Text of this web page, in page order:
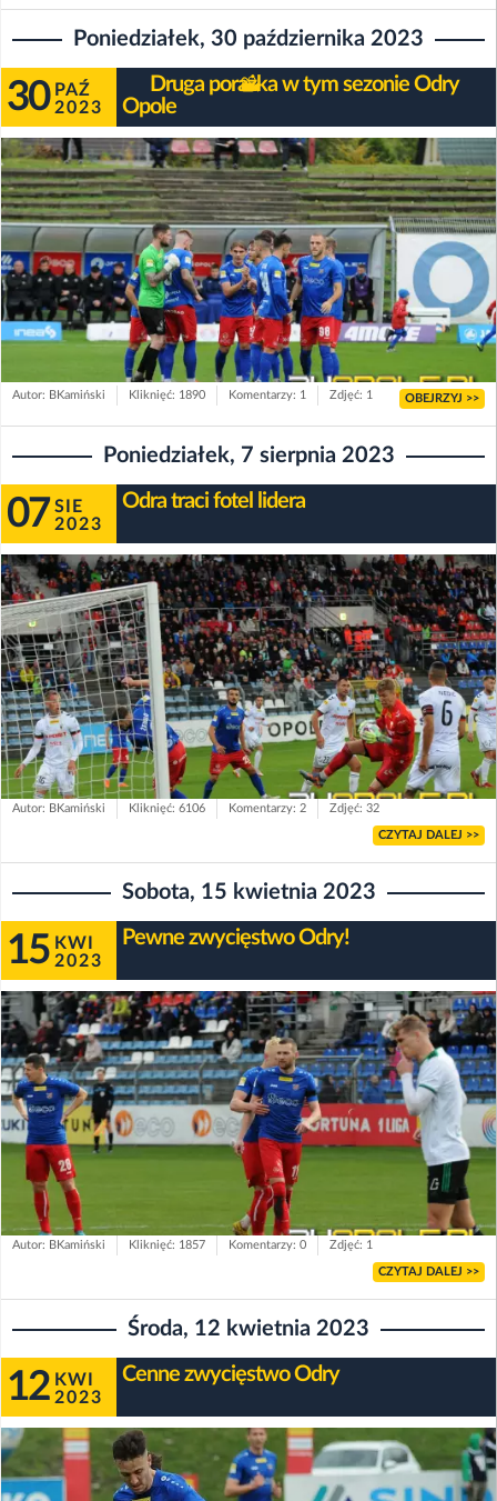
Poniedziałek, 30 października 2023
30 PAŹ
2023
Druga porażka w tym sezonie Odry
Opole
Autor: BKamiński Kliknięć: 1890 Komentarzy: 1 Zdjęć: 1 OBEJRZYJ >>
Poniedziałek, 7 sierpnia 2023
07 SIE
2023
Odra traci fotel lidera
Autor: BKamiński Kliknięć: 6106 Komentarzy: 2 Zdjęć: 32
CZYTAJ DALEJ >>
Sobota, 15 kwietnia 2023
15 KWI
2023
Pewne zwycięstwo Odry!
Autor: BKamiński Kliknięć: 1857 Komentarzy: 0 Zdjęć: 1
CZYTAJ DALEJ >>
Środa, 12 kwietnia 2023
12 KWI
2023
Cenne zwycięstwo Odry